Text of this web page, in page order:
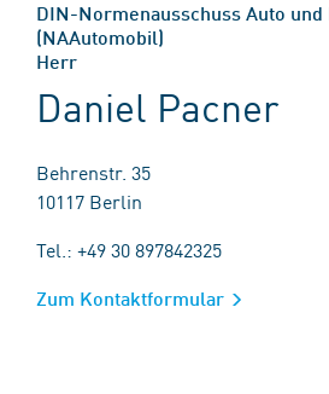
DIN-Normenausschuss Auto
(NAAutomobil)
Herr
Daniel Pacner
Behrenstr. 35
10117 Berlin
Tel.: +49 30 897842325
Zum Kontaktformular